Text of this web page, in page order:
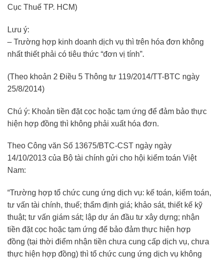
Cục Thuế TP. HCM)
Lưu ý:
– Trường hợp kinh doanh dịch vụ thì trên hóa đơn không
nhất thiết phải có tiêu thức “đơn vị tính”.
(Theo khoản 2 Điều 5 Thông tư 119/2014/TT-BTC ngày
25/8/2014)
Chú ý: Khoản tiền đặt cọc hoặc tạm ứng để đảm bảo thực
hiện hợp đồng thì không phải xuất hóa đơn.
Theo Công văn Số 13675/BTC-CST ngày ngày
14/10/2013 của Bộ tài chính gửi cho hội kiểm toán Việt
Nam:
“Trường hợp tổ chức cung ứng dịch vụ: kế toán, kiểm toán,
tư vấn tài chính, thuế; thẩm định giá; khảo sát, thiết kế kỹ
thuật; tư vấn giám sát; lập dự án đầu tư xây dựng; nhận
tiền đặt cọc hoặc tạm ứng để bảo đảm thực hiện hợp
đồng (tại thời điểm nhận tiền chưa cung cấp dịch vụ, chưa
thực hiện hợp đồng) thì tổ chức cung ứng dịch vụ không